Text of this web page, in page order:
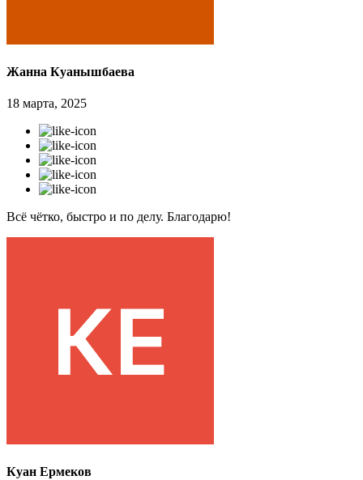
Жанна Куанышбаева
18 марта, 2025
Всё чётко, быстро и по делу. Благодарю!
Куан Ермеков